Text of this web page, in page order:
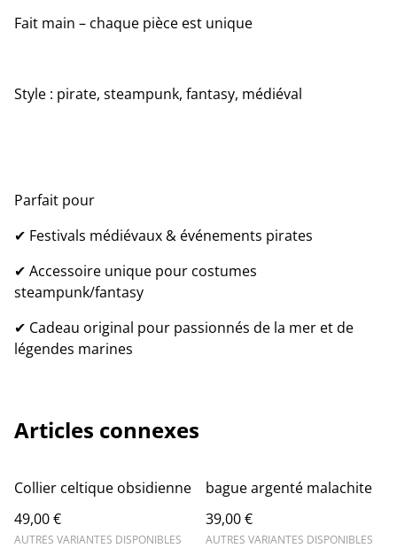
Fait main – chaque pièce est unique
Style : pirate, steampunk, fantasy, médiéval
Parfait pour
✔ Festivals médiévaux & événements pirates
✔ Accessoire unique pour costumes
steampunk/fantasy
✔ Cadeau original pour passionnés de la mer et de
légendes marines
Articles connexes
Collier celtique obsidienne
49,00 €
AUTRES VARIANTES DISPONIBLES
bague argenté malachite
39,00 €
AUTRES VARIANTES DISPONIBLES